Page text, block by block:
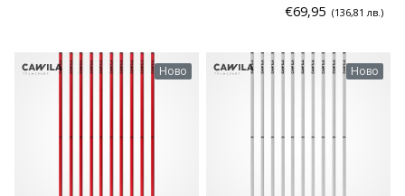
дискусионен
форум?
€69,95 (136,81 лв.)
Ново Ново